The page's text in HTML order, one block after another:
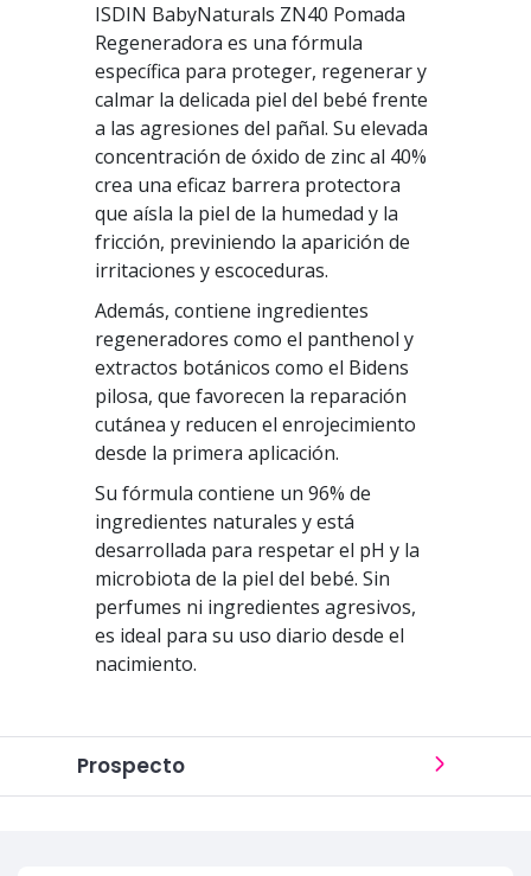
ISDIN BabyNaturals ZN40 Pomada
Regeneradora es una fórmula
específica para proteger, regenerar y
calmar la delicada piel del bebé frente
a las agresiones del pañal. Su elevada
concentración de óxido de zinc al 40%
crea una eficaz barrera protectora
que aísla la piel de la humedad y la
fricción, previniendo la aparición de
irritaciones y escoceduras.
Además, contiene ingredientes
regeneradores como el panthenol y
extractos botánicos como el Bidens
pilosa, que favorecen la reparación
cutánea y reducen el enrojecimiento
desde la primera aplicación.
Su fórmula contiene un 96% de
ingredientes naturales y está
desarrollada para respetar el pH y la
microbiota de la piel del bebé. Sin
perfumes ni ingredientes agresivos,
es ideal para su uso diario desde el
nacimiento.
Prospecto